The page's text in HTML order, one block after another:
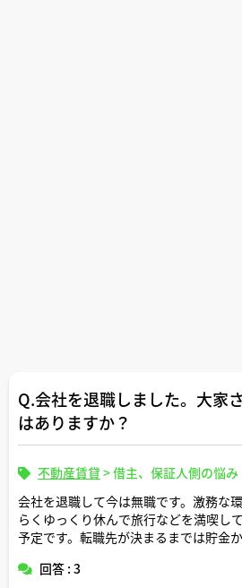
Q.会社を退職しました。大家
はありますか？
不動産賃貸 >借主、保証人側の悩み
会社を退職して今は無職です。激務な
らくゆっくり休んで旅行などを満喫し
予定です。転職先が決まるまでは貯金
ておく必要は一般的にありますか。
回答 : 3